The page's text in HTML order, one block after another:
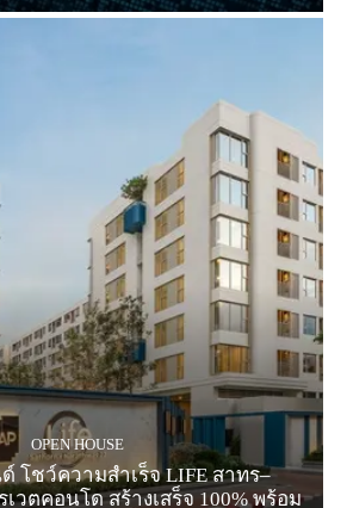
OPEN HOUSE
โชว์ความสำเร็จ LIFE สาทร–
วตคอนโด สร้างเสร็จ 100% พร้อม